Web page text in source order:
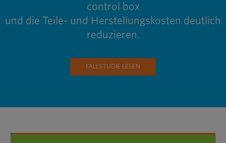
control box
und die Teile- und Herstellungskosten deutlich
reduzieren.
FALLSTUDIE LESEN